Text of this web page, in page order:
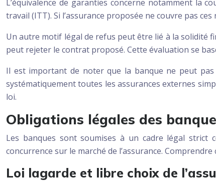
L’équivalence de garanties concerne notamment la
travail (ITT). Si l’assurance proposée ne couvre pas
Un autre motif légal de refus peut être lié à la solidité
peut rejeter le contrat proposé. Cette évaluation se
Il est important de noter que la banque ne peut
systématiquement toutes les assurances externes
loi.
Obligations légales des
Les banques sont soumises à un cadre légal strict
concurrence sur le marché de l’assurance.
Loi lagarde et libre choix de